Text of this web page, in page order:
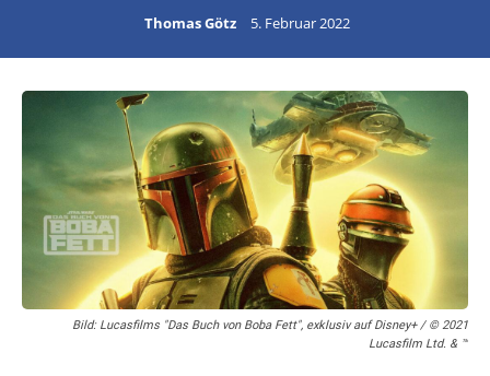
Thomas Götz 5. Februar 2022
Bild: Lucasfilms "Das Buch von Boba Fett", exklusiv auf Disney+ / © 2021
Lucasfilm Ltd. & ™